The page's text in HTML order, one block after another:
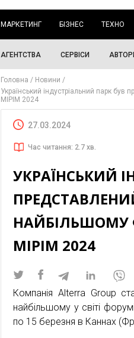
МАРКЕТИНГ БІЗНЕС ТЕХНО
АГЕНТСТВА СЕРВІСИ
Головна
Новини
Український індустріальний парк
MIPIM 2024
27.03.2024
Час читання: 2.7 хв.
УКРАЇНСЬКИЙ
НАЙБІЛЬШОМУ
MIPIM 2024
Компанія Alterra Group
найбільшому у світі
по 15 березня в Каннах